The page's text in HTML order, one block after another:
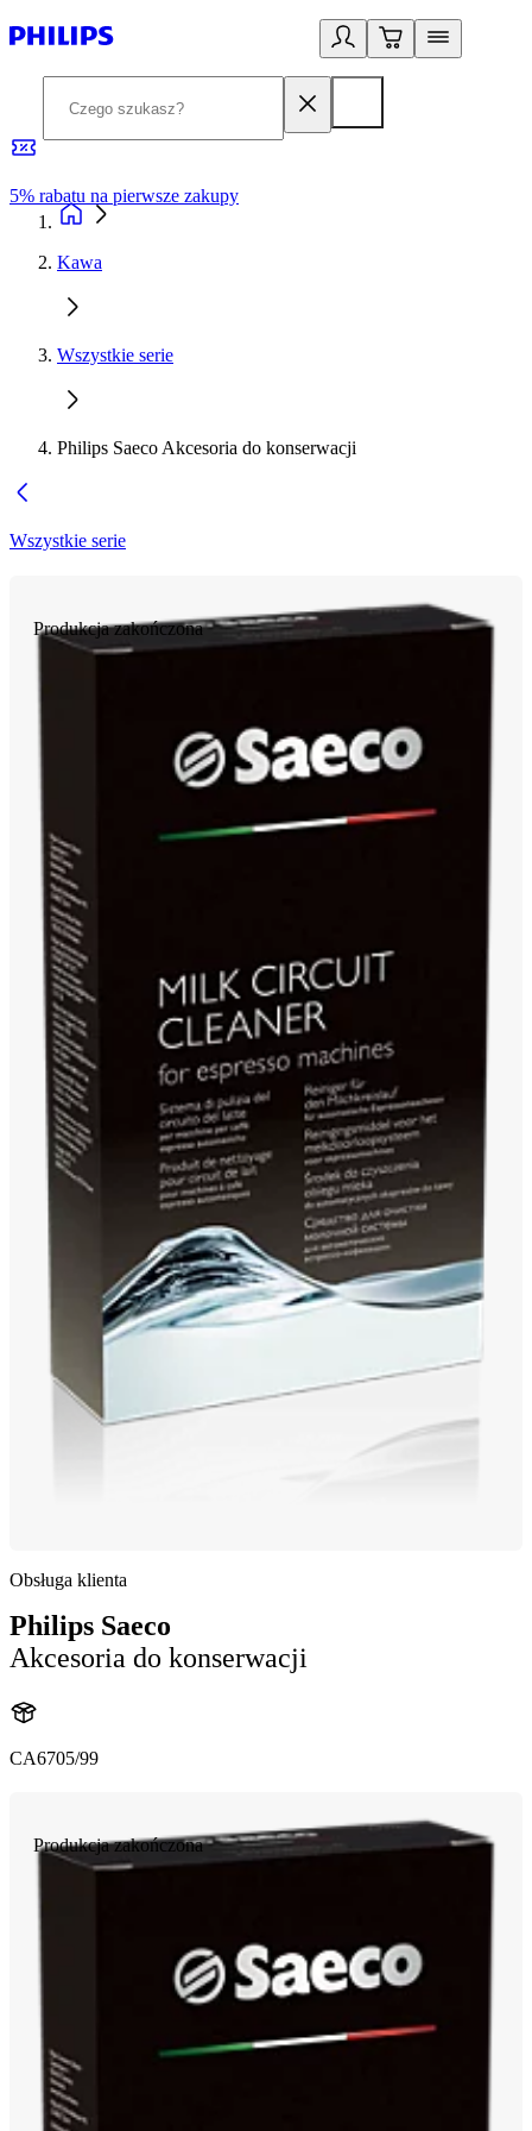
5% rabatu na pierwsze zakupy
Kawa
Wszystkie serie
Philips Saeco Akcesoria do konserwacji
Wszystkie serie
Produkcja zakończona
Obsługa klienta
Philips Saeco
Akcesoria do konserwacji
CA6705/99
Produkcja zakończona